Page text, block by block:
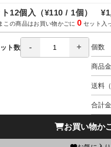
12個入（¥110 / 1個）
この商品はお買い物かごに0 セット入
ト数 個数
商品
送料
合計
お買い物か